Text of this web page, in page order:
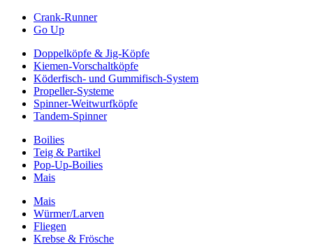
Crank-Runner
Go Up
Doppelköpfe & Jig-Köpfe
Kiemen-Vorschaltköpfe
Köderfisch- und Gummifisch-System
Propeller-Systeme
Spinner-Weitwurfköpfe
Tandem-Spinner
Boilies
Teig & Partikel
Pop-Up-Boilies
Mais
Mais
Würmer/Larven
Fliegen
Krebse & Frösche